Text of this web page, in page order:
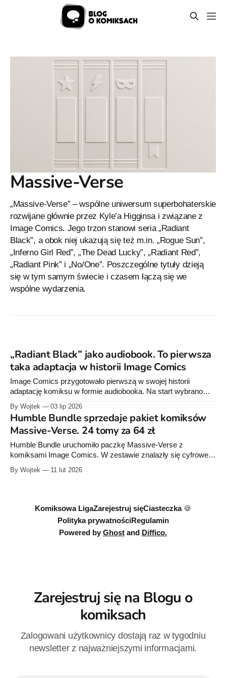
Massive-Verse
„Massive-Verse” – wspólne uniwersum superbohaterskie
rozwijane głównie przez Kyle’a Higginsa i związane z
Image Comics. Jego trzon stanowi seria „Radiant
Black”, a obok niej ukazują się też m.in. „Rogue Sun”,
„Inferno Girl Red”, „The Dead Lucky”, „Radiant Red”,
„Radiant Pink” i „No/One”. Poszczególne tytuły dzieją
się w tym samym świecie i czasem łączą się we
wspólne wydarzenia.
„Radiant Black” jako audiobook. To pierwsza
taka adaptacja w historii Image Comics
Image Comics przygotowało pierwszą w swojej historii
adaptację komiksu w formie audiobooka. Na start wybrano
„Radiant Black”, czyli serię Kyle’a Higginsa i Marcelo Costy,
którą w Polsce wydaje Non Stop Comics.
By Wojtek 03 lip 2026
Humble Bundle sprzedaje pakiet komiksów
Massive-Verse. 24 tomy za 64 zł
Humble Bundle uruchomiło paczkę Massive-Verse z
komiksami Image Comics. W zestawie znalazły się cyfrowe
wydania m.in. „Radiant Black”, „Rogue Sun” i „The Dead
Lucky”. Pakiet można kupić już za 18 dolarów (około 64 zł).
By Wojtek 11 lut 2026
Komiksowa LigaZarejestruj sięCiasteczka 🍪
Polityka prywatnościRegulamin
Powered by Ghost and Diffico.
Zarejestruj się na Blogu o
komiksach
Zalogowani użytkownicy dostają raz w tygodniu
newsletter z najważniejszymi informacjami.